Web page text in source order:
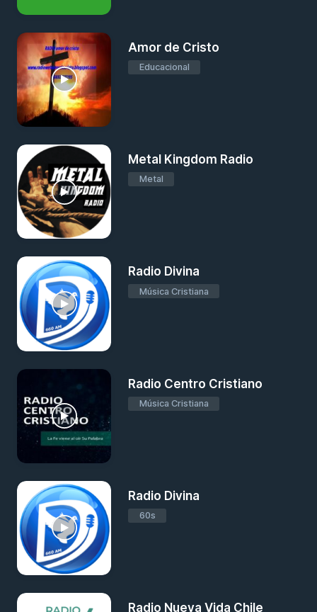
Amor de Cristo
Educacional
Metal Kingdom Radio
Metal
Radio Divina
Música Cristiana
Radio Centro Cristiano
Música Cristiana
Radio Divina
60s
Radio Nueva Vida Chile